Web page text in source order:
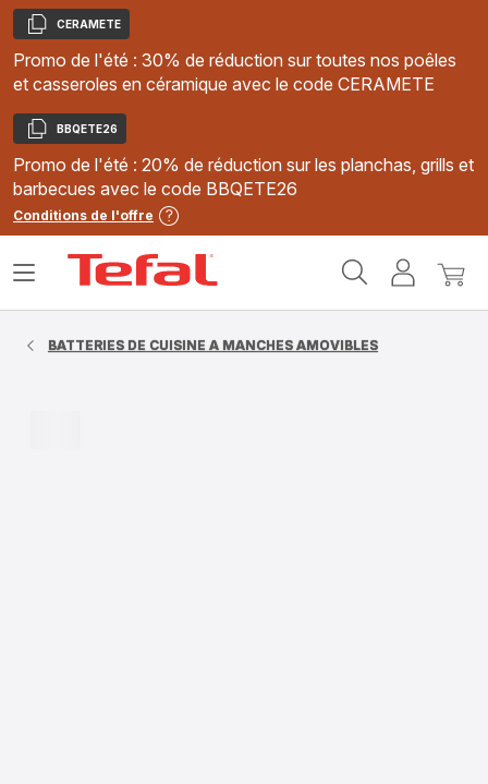
Copier
CERAMETE
Promo de l'été : 30% de réduction sur toutes nos poêles
et casseroles en céramique avec le code CERAMETE
Copier
BBQETE26
Promo de l'été : 20% de réduction sur les planchas, grills et
barbecues avec le code BBQETE26
Conditions de l'offre
MonMon
Ouvrir
BATTERIES DE CUISINE A MANCHES AMOVIBLES